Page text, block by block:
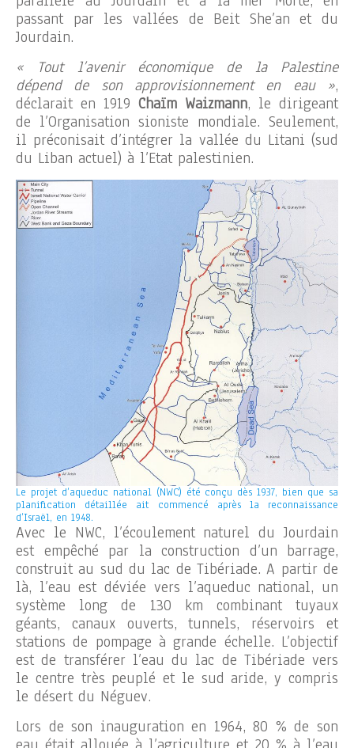
passant par les vallées de Beit She’an et du
Jourdain.
« Tout l’avenir économique de la Palestine
dépend de son approvisionnement en eau »,
déclarait en 1919 Chaïm Waizmann, le dirigeant
de l’Organisation sioniste mondiale. Seulement,
il préconisait d’intégrer la vallée du Litani (sud
du Liban actuel) à l’Etat palestinien.
Le projet d’aqueduc national (NWC) été conçu dès 1937, bien que sa
planification détaillée ait commencé après la reconnaissance
d’Israël, en 1948.
Avec le NWC, l’écoulement naturel du Jourdain
est empêché par la construction d’un barrage,
construit au sud du lac de Tibériade. A partir de
là, l’eau est déviée vers l’aqueduc national, un
système long de 130 km combinant tuyaux
géants, canaux ouverts, tunnels, réservoirs et
stations de pompage à grande échelle. L’objectif
est de transférer l’eau du lac de Tibériade vers
le centre très peuplé et le sud aride, y compris
le désert du Néguev.
Lors de son inauguration en 1964, 80 % de son